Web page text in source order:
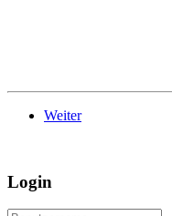
Weiter
Login